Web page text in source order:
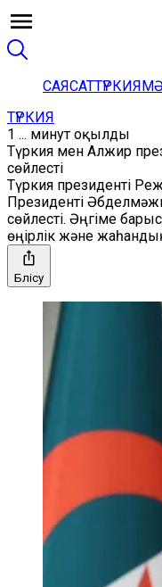
САЯСАТТҮРКИЯ
ТҮРКИЯ
1 ... минут оқылды
Түркия мен Алжир
сөйлесті
Түркия президенті
Президенті
сөйлесті. Әңгіме
өңірлік және
Бөлісу